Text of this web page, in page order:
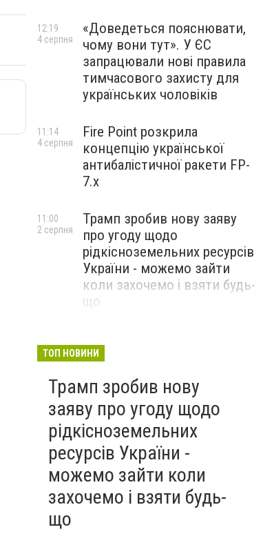
«Доведеться пояснювати,
чому вони тут». У ЄС
запрацювали нові правила
тимчасового захисту для
українських чоловіків
12:19
4 серпня
Fire Point розкрила
концепцію української
антибалістичної ракети FP-
7.x
11:14
4 серпня
Трамп зробив нову заяву
про угоду щодо
рідкісноземельних ресурсів
України - можемо зайти
коли захочемо і взяти будь-
що
11:00
2 серпня
призов”: ДБР проводить
ТЦК по всій Україні
31 липня
ТОП НОВИНИ
Трамп зробив нову
заяву про угоду щодо
рідкісноземельних
ресурсів України -
можемо зайти коли
захочемо і взяти будь-
що